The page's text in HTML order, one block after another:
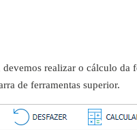
realizar o cálculo da
de ferramentas superior.